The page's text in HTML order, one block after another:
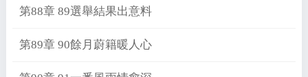
第88章 89選舉結果出意料
第89章 90餘月蔚籍暖人心